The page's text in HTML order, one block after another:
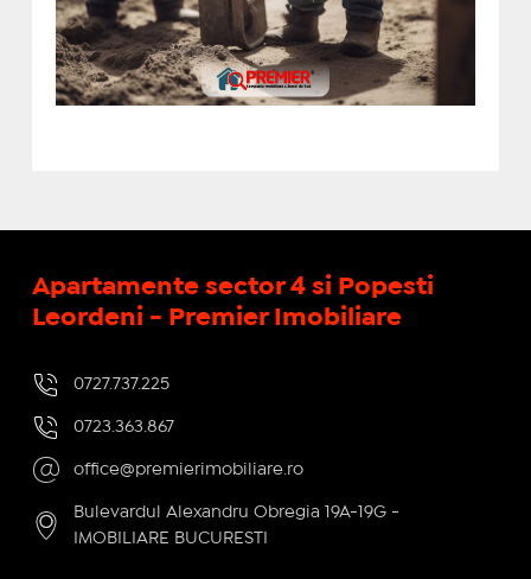
Apartamente sector 4 si Popesti
Leordeni - Premier Imobiliare
0727.737.225
0723.363.867
office@premierimobiliare.ro
Bulevardul Alexandru Obregia 19A-19G -
IMOBILIARE BUCURESTI